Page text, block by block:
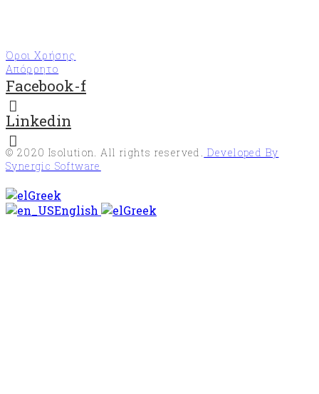
Όροι Χρήσης
Απόρρητο
Facebook-f
Linkedin
© 2020 Isolution. All rights reserved. Developed By
Synergic Software
Greek
English
Greek